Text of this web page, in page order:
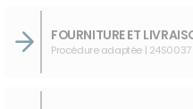
Procédure adaptée | 24S0037